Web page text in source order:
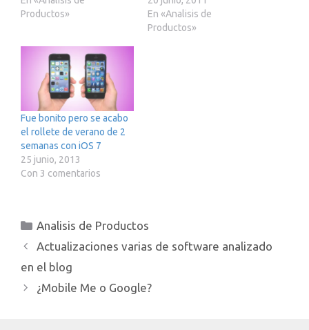
Productos»
En «Analisis de
Productos»
Fue bonito pero se acabo
el rollete de verano de 2
semanas con iOS 7
25 junio, 2013
Con 3 comentarios
Categorías
Analisis de Productos
Actualizaciones varias de software analizado
en el blog
¿Mobile Me o Google?